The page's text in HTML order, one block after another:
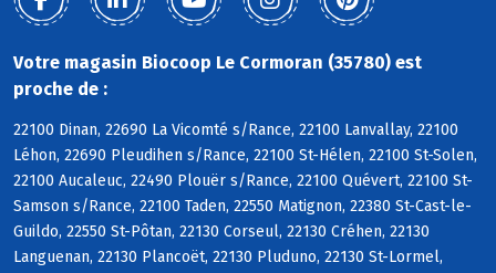
Votre magasin Biocoop Le Cormoran (35780) est
proche de :
22100 Dinan, 22690 La Vicomté s/Rance, 22100 Lanvallay, 22100
Léhon, 22690 Pleudihen s/Rance, 22100 St-Hélen, 22100 St-Solen,
22100 Aucaleuc, 22490 Plouër s/Rance, 22100 Quévert, 22100 St-
Samson s/Rance, 22100 Taden, 22550 Matignon, 22380 St-Cast-le-
Guildo, 22550 St-Pôtan, 22130 Corseul, 22130 Créhen, 22130
Languenan, 22130 Plancoët, 22130 Pluduno, 22130 St-Lormel,